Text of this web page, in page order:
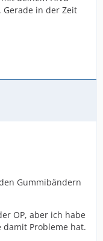
Gerade in der Zeit
Gummibändern
OP, aber ich habe
damit Probleme hat.